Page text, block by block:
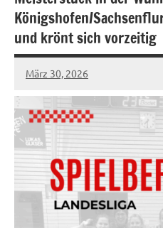
Königshofen/
und krönt sich vorzeitig
März 30, 2026
socialmedia